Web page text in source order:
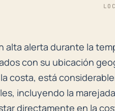
alta alerta durante la
alta alerta durante la
con su ubicación
costa, está
incluyendo la
directamente en la